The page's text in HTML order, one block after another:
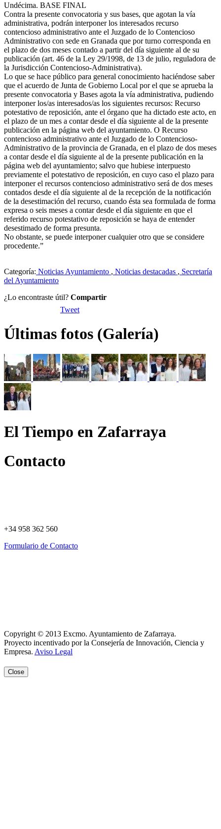
Undécima. BASE FINAL
Contra la presente convocatoria y sus bases, que agotan la vía
administrativa, podrán interponer los interesados recurso
contencioso administrativo ante el Juzgado de lo Contencioso
Administrativo con sede en Granada que por turno corresponda en
el plazo de dos meses contado a partir del día siguiente al de su
publicación (art. 46 de la Ley 29/1998, de 13 de julio, reguladora de
la Jurisdicción Contencioso-Administrativa).
Lo que se hace público para general conocimiento haciéndose saber
que el acuerdo de Junta de Gobierno Local por el que se aprueba la
presente convocatoria y Bases agota la vía administrativa, pudiendo
interponer los/as interesados/as los siguientes recursos: Recurso
potestativo de reposición, ante el órgano que ha dictado este acto, en
el plazo de un mes a contar desde el día siguiente al de la presente
publicación en la página web del ayuntamiento. O Recurso
contencioso administrativo ante el Juzgado de lo Contencioso-
Administrativo de la provincia de Granada, en el plazo de dos meses
a contar desde el día siguiente al de la presente publicación en la
página web del ayuntamiento; salvo que hubiese interpuesto
previamente el potestativo de reposición, en cuyo caso el plazo para
interponer el recursos contencioso administrativo será de dos meses
contados desde el día siguiente al de la recepción de la notificación
de la desestimación del recurso, cuando ésta sea formulada de forma
expresa o seis meses a contar desde el día siguiente en que el
referido recurso potestativo de reposición se haya de entender
desestimado de forma presunta.
No obstante, se puede interponer cualquier otro que se considere
procedente.”
Categoría: Noticias Ayuntamiento , Noticias destacadas , Secretaría
del Ayuntamiento
¿Lo encontraste útil? Compartir
Tweet
Últimas fotos (Galería)
El Tiempo en Zafarraya
Contacto
+34 958 362 560
Formulario de Contacto
Copyright © 2013 Excmo. Ayuntamiento de Zafarraya.
Proyecto incentivado por la Consejería de Innovación, Ciencia y
Empresa. Aviso Legal
Close